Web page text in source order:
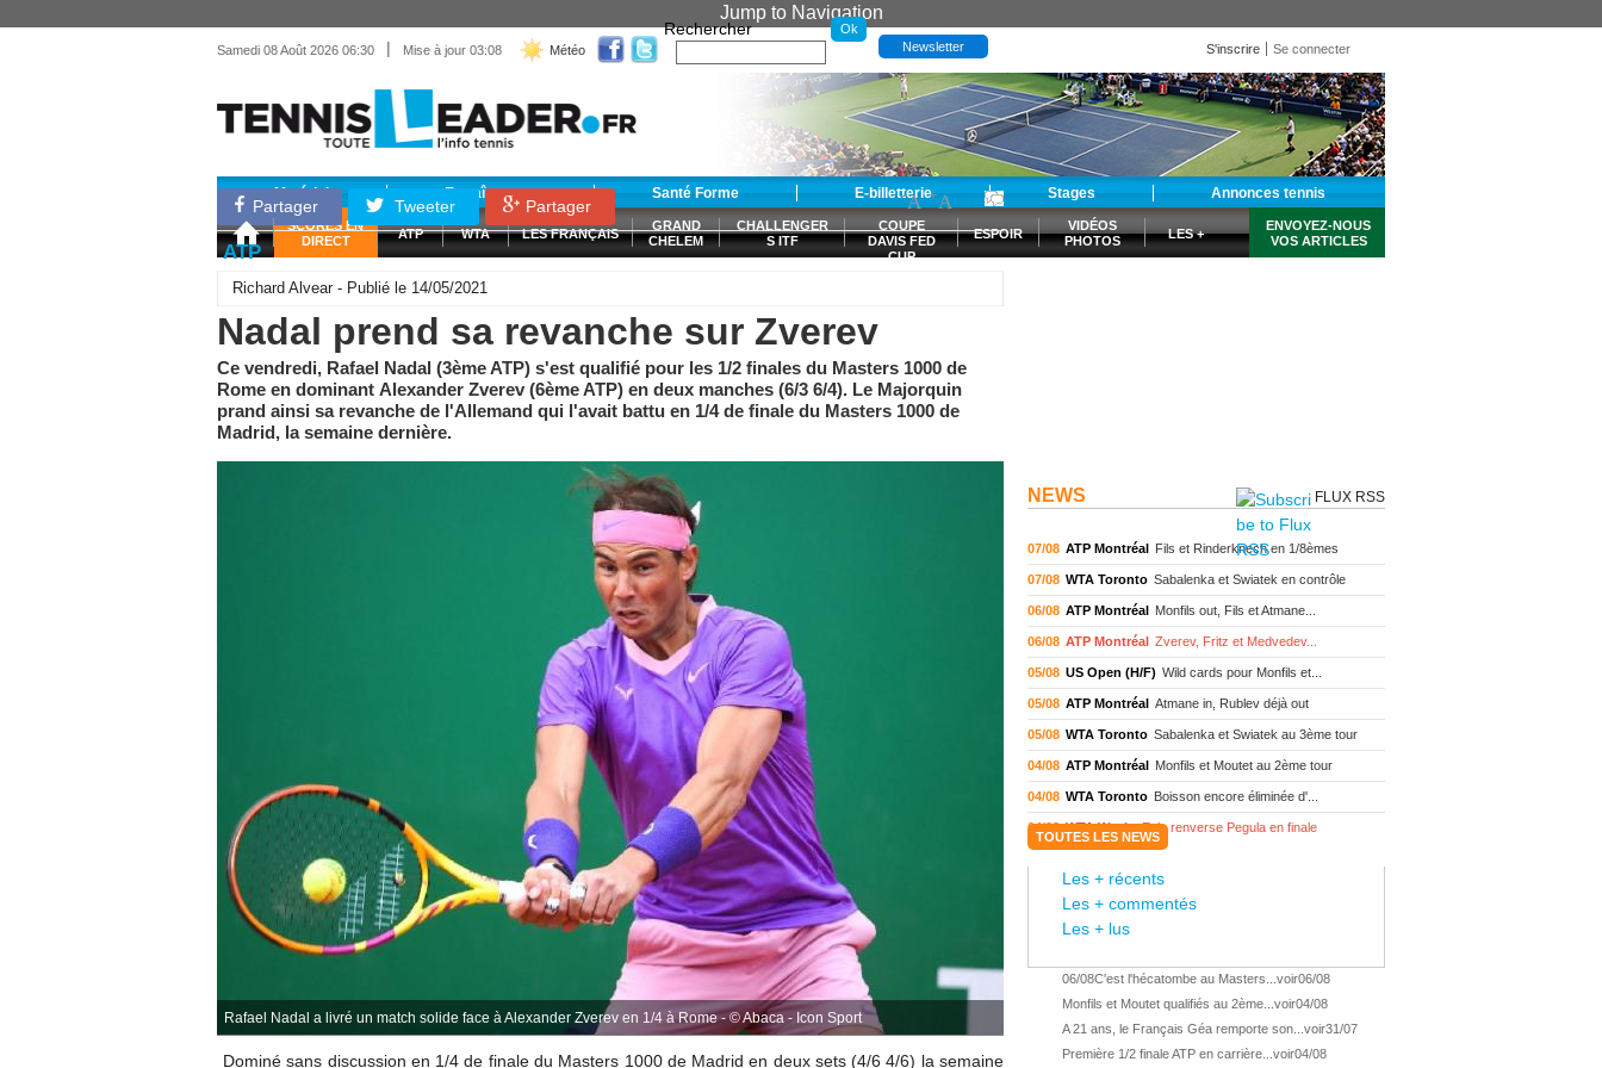
Jump to Navigation
Samedi 08 Août 2026 06:30 | Mise à jour 03:08 Météo
Rechercher
Newsletter S'inscrire Se connecter
Matériel Entraînement Santé Forme E-billetterie Stages Annonces tennis
SCORES EN
DIRECT
ATP WTA LES FRANÇAIS
GRAND
CHELEM
CHALLENGER
S ITF
COUPE
DAVIS FED
CUP
ESPOIR
VIDÉOS
PHOTOS
LES +
ENVOYEZ-NOUS
VOS ARTICLES
Partager Tweeter Partager
-A +A
ATP
Richard Alvear - Publié le 14/05/2021
Nadal prend sa revanche sur Zverev
Ce vendredi, Rafael Nadal (3ème ATP) s'est qualifié pour les 1/2 finales du Masters 1000 de
Rome en dominant Alexander Zverev (6ème ATP) en deux manches (6/3 6/4). Le Majorquin
prand ainsi sa revanche de l'Allemand qui l'avait battu en 1/4 de finale du Masters 1000 de
Madrid, la semaine dernière.
Rafael Nadal a livré un match solide face à Alexander Zverev en 1/4 à Rome - © Abaca - Icon Sport
Dominé sans discussion en 1/4 de finale du Masters 1000 de Madrid en deux sets (4/6 4/6) la semaine
NEWS FLUX RSS
07/08 ATP Montréal Fils et Rinderknech en 1/8èmes
07/08 WTA Toronto Sabalenka et Swiatek en contrôle
06/08 ATP Montréal Monfils out, Fils et Atmane...
06/08 ATP Montréal Zverev, Fritz et Medvedev...
05/08 US Open (H/F) Wild cards pour Monfils et...
05/08 ATP Montréal Atmane in, Rublev déjà out
05/08 WTA Toronto Sabalenka et Swiatek au 3ème tour
04/08 ATP Montréal Monfils et Moutet au 2ème tour
04/08 WTA Toronto Boisson encore éliminée d'...
04/08 WTA Wash. Eala renverse Pegula en finale
WTA Memphis Liutova, 16 ans et déjà titrée
ATP Wash.
WTA Wash. Eala domine Svitolina
ATP Wash. De Minaur éliminé en 1/4
TOUTES LES NEWS
Les + récents
Les + commentés
Les + lus
06/08C'est l'hécatombe au Masters... voir06/08
Monfils et Moutet qualifiés au 2ème... voir04/08
A 21 ans, le Français Géa remporte son... voir31/07
Première 1/2 finale ATP en carrière... voir04/08